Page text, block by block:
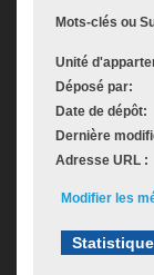
Mots-clés ou
Unité
Déposé par:
Date de dépôt:
Dernière
Adresse URL :
Modifier les